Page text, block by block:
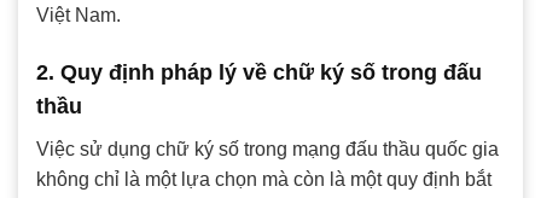
Việt Nam.
2. Quy định pháp lý về chữ ký số trong đấu
thầu
Việc sử dụng chữ ký số trong mạng đấu thầu quốc gia
không chỉ là một lựa chọn mà còn là một quy định bắt